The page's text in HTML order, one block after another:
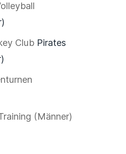
ClubPirates
(Männer)